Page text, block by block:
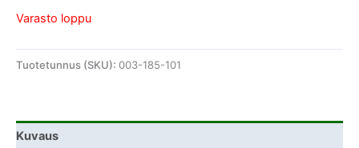
Varasto loppu
Tuotetunnus (SKU): 003-185-101
Kuvaus